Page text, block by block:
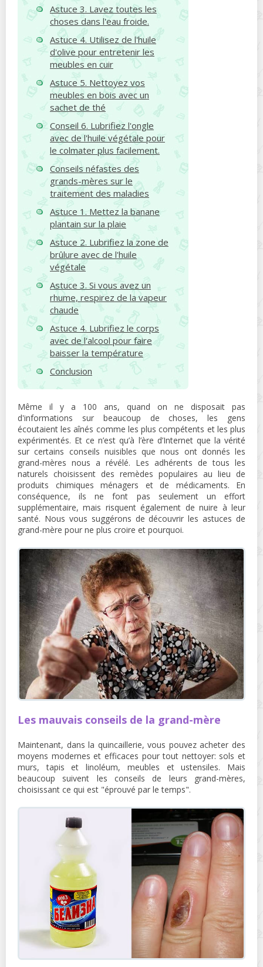
Astuce 3. Lavez toutes les
choses dans l'eau froide.
Astuce 4. Utilisez de l'huile
d'olive pour entretenir les
meubles en cuir
Astuce 5. Nettoyez vos
meubles en bois avec un
sachet de thé
Conseil 6. Lubrifiez l'ongle
avec de l'huile végétale pour
le colmater plus facilement.
Conseils néfastes des
grands-mères sur le
traitement des maladies
Astuce 1. Mettez la banane
plantain sur la plaie
Astuce 2. Lubrifiez la zone de
brûlure avec de l'huile
végétale
Astuce 3. Si vous avez un
rhume, respirez de la vapeur
chaude
Astuce 4. Lubrifiez le corps
avec de l'alcool pour faire
baisser la température
Conclusion
Même il y a 100 ans, quand on ne disposait pas
d'informations sur beaucoup de choses, les gens
écoutaient les aînés comme les plus compétents et les plus
expérimentés. Et ce n’est qu’à l’ère d’Internet que la vérité
sur certains conseils nuisibles que nous ont donnés les
grand-mères nous a révélé. Les adhérents de tous les
naturels choisissent des remèdes populaires au lieu de
produits chimiques ménagers et de médicaments. En
conséquence, ils ne font pas seulement un effort
supplémentaire, mais risquent également de nuire à leur
santé. Nous vous suggérons de découvrir les astuces de
grand-mère pour ne plus croire et pourquoi.
Les mauvais conseils de la grand-mère
Maintenant, dans la quincaillerie, vous pouvez acheter des
moyens modernes et efficaces pour tout nettoyer: sols et
murs, tapis et linoléum, meubles et ustensiles. Mais
beaucoup suivent les conseils de leurs grand-mères,
choisissant ce qui est "éprouvé par le temps".